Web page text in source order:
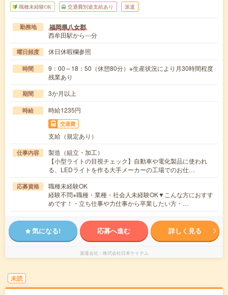
職種未経験OK 交通費別途支給あり 派遣
勤務地 福岡県八女郡
西牟田駅から---分
曜日頻度 休日休暇欄参照
時間
9：00～18：50（休憩80分）※生産状況により月30時間程度
残業あり
期間 3か月以上
時給 時給1235円
交通費
支給（規定あり）
仕事内容
製造（組立・加工）
【小型ライトの目視チェック】自動車や電化製品に使われ
る、LEDライトを作る大手メーカーの工場でのお仕…
応募資格
職種未経験OK
経験不問※職種・業種・社会人未経験OK▼こんな方におすす
めです！・立ち仕事や力仕事から卒業したい方・…
気になる! 応募へ進む 詳しく見る
派遣会社 株式会社日本ケイテム
未読